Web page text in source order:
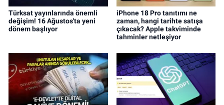
Türksat yayınlarında önemli
değişim! 16 Ağustos'ta yeni
dönem başlıyor
iPhone 18 Pro tanıtımı ne
zaman, hangi tarihte satışa
çıkacak? Apple takviminde
tahminler netleşiyor